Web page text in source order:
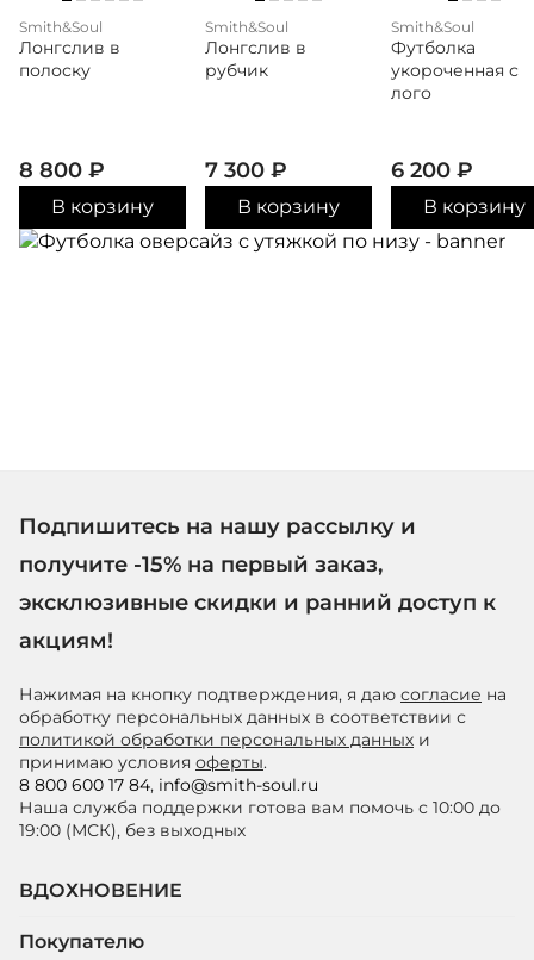
Smith&Soul
Лонгслив в
полоску
8 800 ₽
В корзину
Smith&Soul
Лонгслив в
рубчик
7 300 ₽
В корзину
Smith&Soul
Футболка
укороченная с
лого
6 200 ₽
В корзину
Подпишитесь на нашу рассылку и
получите -15% на первый заказ,
эксклюзивные скидки и ранний доступ к
акциям!
Нажимая на кнопку подтверждения, я даю согласие на
обработку персональных данных в соответствии с
политикой обработки персональных данных и
принимаю условия оферты.
8 800 600 17 84, info@smith-soul.ru
Наша служба поддержки готова вам помочь с 10:00 до
19:00 (МСК), без выходных
ВДОХНОВЕНИЕ
Покупателю